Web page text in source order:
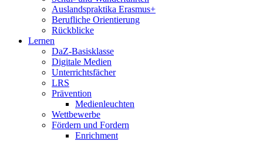
Auslandspraktika Erasmus+
Berufliche Orientierung
Rückblicke
Lernen
DaZ-Basisklasse
Digitale Medien
Unterrichtsfächer
LRS
Prävention
Medienleuchten
Wettbewerbe
Fördern und Fordern
Enrichment